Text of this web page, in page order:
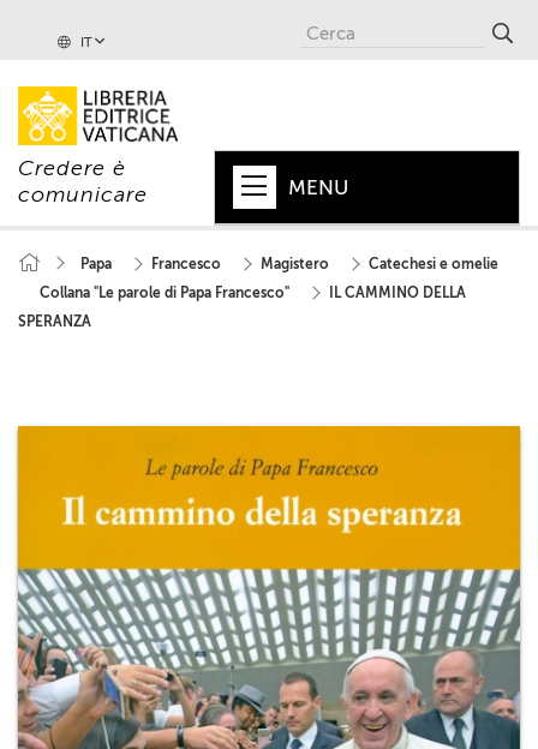
IT
Credere è
comunicare
MENU
PAPA
MONDO
COLLANE
+
+
CEI
AUTORI VARI
Papa Francesco Magistero
Catechesi e omelie
Collana "Le parole di Papa Francesco"
IL CAMMINO DELLA
SPERANZA